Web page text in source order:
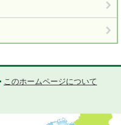
このホームページについて